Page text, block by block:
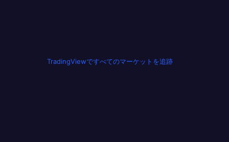
TradingViewですべてのマーケットを追跡